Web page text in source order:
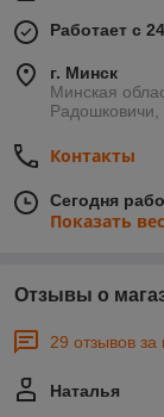
Работает с
г. Минск
Минская
Радошковичи,
Контакты
Сегодня
Показать
Отзывы о
29 отзывов за
Наталья